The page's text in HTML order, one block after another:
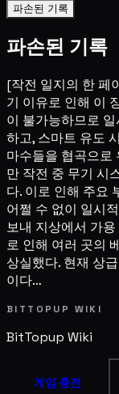
파손된 기록
파손된 기록
[작전 일지의 한 페
기 이유로 인해 이
이 불가능하므로
하고, 스마트 유도
마수들을 협곡으로
만 작전 중 무기 시
다. 이로 인해 주요
어쩔 수 없이 일시
보내 지상에서 가
로 인해 여러 곳의
상실했다. 현재 상
이다…
BITTOPUP WIKI
BitTopup Wiki
게임 충전